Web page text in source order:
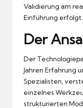
Validierung am
Einführung erfolgt.
Der
Der
Jahren Erfahrung
Spezialisten,
einzelnes
strukturierten